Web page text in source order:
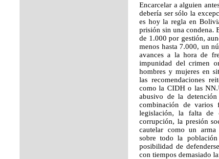
Encarcelar a alguien
debería ser sólo la
es hoy la regla en
prisión sin una condena.
de 1.000 por gestión,
menos hasta 7.000, un
avances a la hora de
impunidad del crimen
hombres y mujeres en
las recomendaciones
como la CIDH o las
abusivo de la
combinación de varios
legislación, la falta de
corrupción, la presión
cautelar como un arma
sobre todo la
posibilidad de
con tiempos demasiado